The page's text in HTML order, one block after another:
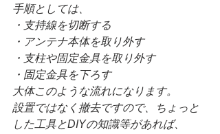
手順としては、
・支持線を切断する
・アンテナ本体を取り外す
・支柱や固定金具を取り外す
・固定金具を下ろす
大体このような流れになります。
設置ではなく撤去ですので、ちょっと
した工具とDIYの知識等があれば、